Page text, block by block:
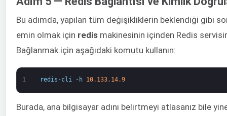
Bu adımda, yapılan tüm değişikliklerin beklendiği gibi
emin olmak için redis makinesinin içinden Redis
Bağlanmak için aşağıdaki komutu kullanın:
1 redis -cli - h 10.133.14.9
Burada, ana bilgisayar adını belirtmeyi atlasanız bile